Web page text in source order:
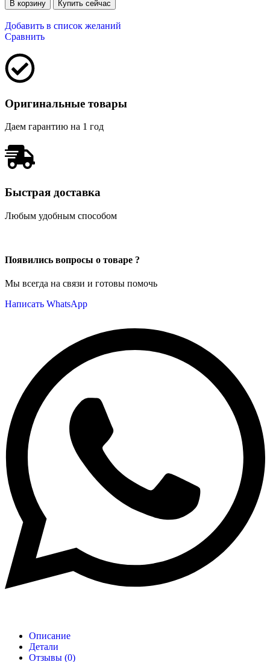
В корзину Купить сейчас
Добавить в список желаний
Сравнить
Оригинальные товары
Даем гарантию на 1 год
Быстрая доставка
Любым удобным способом
Появились вопросы о товаре ?
Мы всегда на связи и готовы помочь
Написать WhatsApp
Описание
Детали
Отзывы (0)